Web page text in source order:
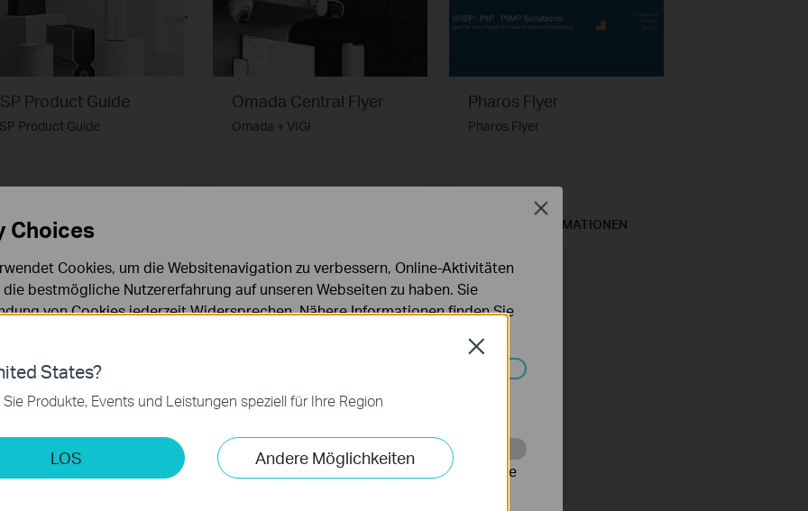
Product Guide
Product Guide
INFORMATIONEN
Omada Central Flyer
Omada + VIGI
Pharos Flyer
Pharos Flyer
WEITERE INFORMATIONEN
Product Guide
VIGI Product Guide 2025
States?
Sie Produkte, Events und Leistungen speziell für Ihre Region
LOS Andere Möglichkeiten
Close
Choices
Cookies, um die Websitenavigation zu verbessern, Online-Aktivitäten
bestmögliche Nutzererfahrung auf unseren Webseiten zu haben. Sie
von Cookies jederzeit Widersprechen. Nähere Informationen finden Sie
zur Funktion der Website erforderlich und können in Ihren Systemen nicht
Cookies
es uns, Ihre Aktivitäten auf unserer Website zu analysieren, um die
Website zu verbessern und anzupassen.
Close